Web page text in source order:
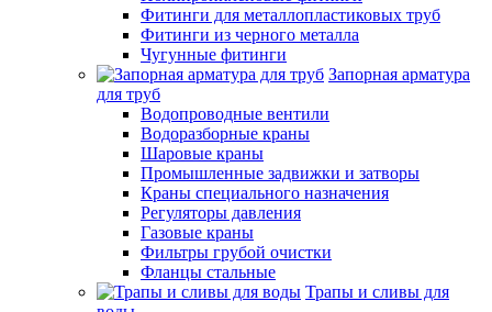
Фитинги для металлопластиковых труб
Фитинги из черного металла
Чугунные фитинги
Запорная арматура
для труб
Водопроводные вентили
Водоразборные краны
Шаровые краны
Промышленные задвижки и затворы
Краны специального назначения
Регуляторы давления
Газовые краны
Фильтры грубой очистки
Фланцы стальные
Трапы и сливы для